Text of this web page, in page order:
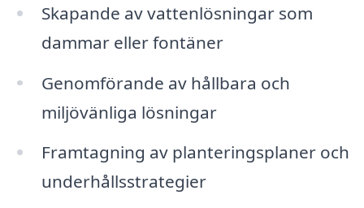
Skapande av vattenlösningar som
dammar eller fontäner
Genomförande av hållbara och
miljövänliga lösningar
Framtagning av planteringsplaner och
underhållsstrategier